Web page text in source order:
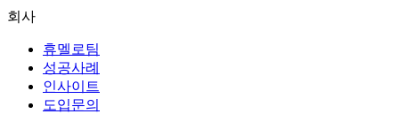
회사
휴멜로팀
성공사례
인사이트
도입문의